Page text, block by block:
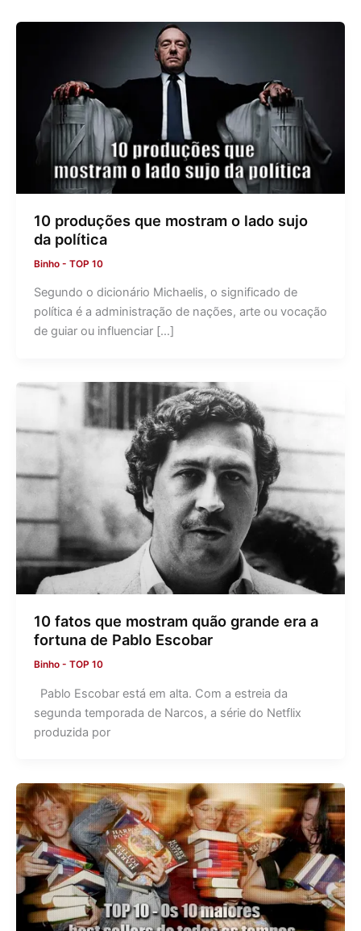
10 produções que mostram o lado sujo
da política
Binho - TOP 10
Segundo o dicionário Michaelis, o significado de
política é a administração de nações, arte ou vocação
de guiar ou influenciar […]
10 fatos que mostram quão grande era a
fortuna de Pablo Escobar
Binho - TOP 10
Pablo Escobar está em alta. Com a estreia da
segunda temporada de Narcos, a série do Netflix
produzida por